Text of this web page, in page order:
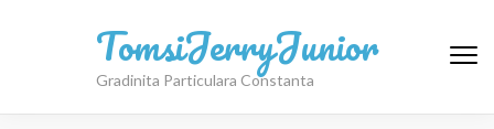
TomsiJerryJunior
Gradinita Particulara Constanta